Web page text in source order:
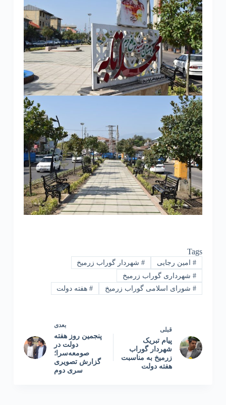
Tags
#امین رجایی #شهردار گوراب زرمیخ
#شهرداری گوراب زرمیخ
#شورای اسلامی گوراب زرمیخ #هفته دولت
قبلی
پیام تبریک
شهردار گوراب
زرمیخ به مناسبت
هفته دولت
بعدی
پنجمین روز هفته
دولت در
صومعه‌سرا؛
گزارش تصویری
سری دوم